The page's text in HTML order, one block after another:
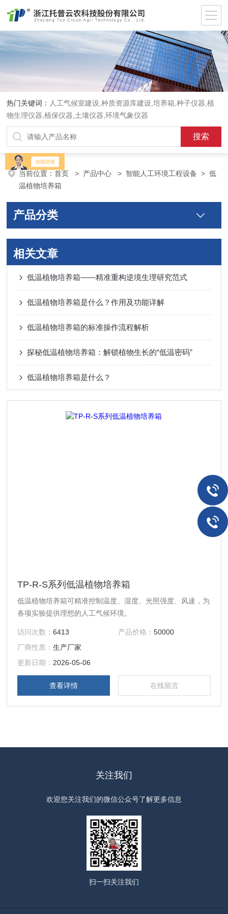
热门关键词： 人工气候室建设,种质资源库建设,培养箱,种子仪器,植
物生理仪器,植保仪器,土壤仪器,环境气象仪器
当前位置：首页 > 产品中心 > 智能人工环境工程设备 >低
温植物培养箱
产品分类
相关文章
低温植物培养箱——精准重构逆境生理研究范式
低温植物培养箱是什么？作用及功能详解
低温植物培养箱的标准操作流程解析
探秘低温植物培养箱：解锁植物生长的“低温密码”
低温植物培养箱是什么？
TP-R-S系列低温植物培养箱
低温植物培养箱可精准控制温度、湿度、光照强度、风速，为
各项实验提供理想的人工气候环境。
访问次数：6413 产品价格： 50000
厂商性质：生产厂家
更新日期： 2026-05-06
查看详情 在线留言
关注我们
欢迎您关注我们的微信公众号了解更多信息
扫一扫关注我们